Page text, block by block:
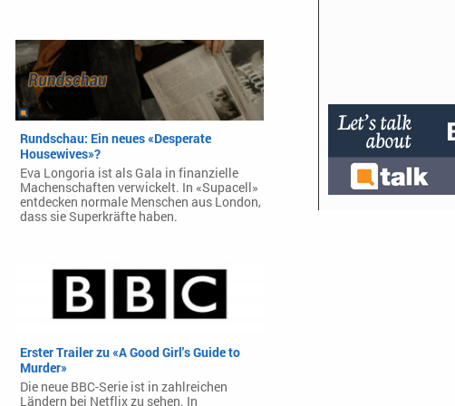
Rundschau: Ein neues «Desperate
Housewives»?
Eva Longoria ist als Gala in finanzielle
Machenschaften verwickelt. In «Supacell»
entdecken normale Menschen aus London,
dass sie Superkräfte haben.
Erster Trailer zu «A Good Girl's Guide to
Murder»
Die neue BBC-Serie ist in zahlreichen
Ländern bei Netflix zu sehen. In